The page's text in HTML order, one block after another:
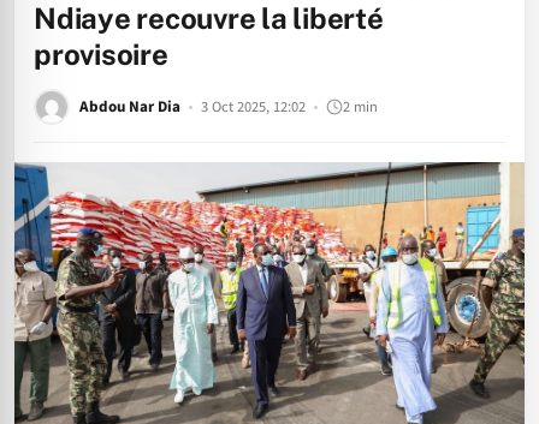
Ndiaye recouvre la liberté
provisoire
Abdou Nar Dia 3 Oct 2025, 12:02 2 min